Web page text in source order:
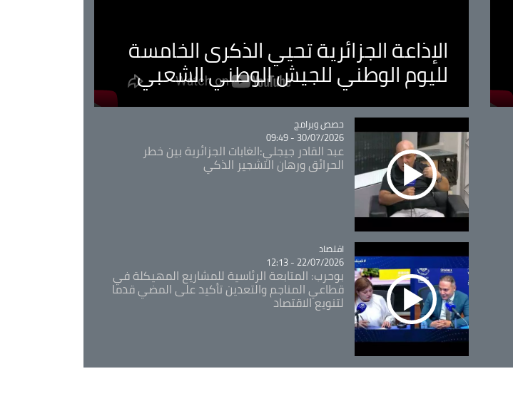
الإذاعة الجزائرية تحيي الذكرى الخامسة
لليوم الوطني للجيش الوطني الشعبي
Catégorie
حصص وبرامج
30/07/2026 - 09:49
عبد القادر جيجلي:الغابات الجزائرية بين خطر
الحرائق ورهان التشجير الذكي
Catégorie
اقتصاد
22/07/2026 - 12:13
بوحرب: المتابعة الرئاسية للمشاريع المهيكلة في
قطاعي المناجم والتعدين تأكيد على المضي قدما
لتنويع الاقتصاد